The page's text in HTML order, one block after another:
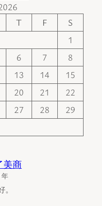
T F
S
1
6 7
8
13 14
15
20 21
22
27 28
29
美商
年